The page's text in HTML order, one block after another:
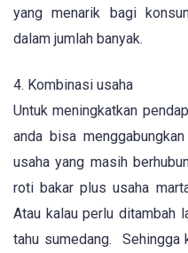
yang menarik bagi
dalam jumlah banyak.
4. Kombinasi usaha
Untuk meningkatkan
anda bisa
usaha yang masih
roti bakar plus usaha
Atau kalau perlu ditambah
tahu sumedang. Sehingga